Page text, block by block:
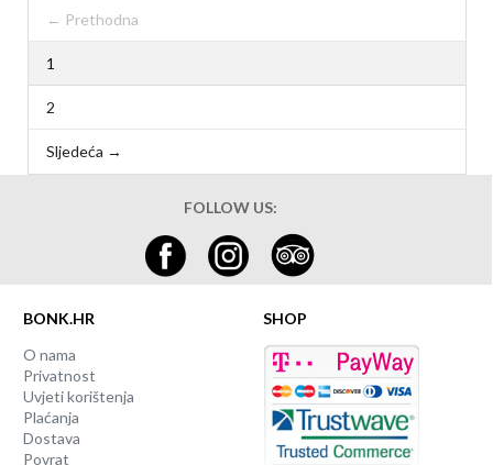
← Prethodna
1
2
Sljedeća →
FOLLOW US:
BONK.HR
O nama
Privatnost
Uvjeti korištenja
Plaćanja
Dostava
Povrat
SHOP